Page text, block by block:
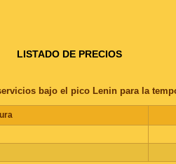
LISTADO DE PRECIOS
bajo el pico Lenin para la